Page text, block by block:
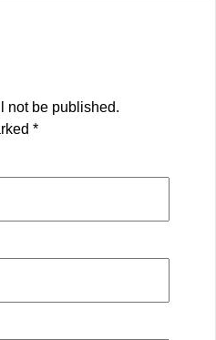
not be published.
*